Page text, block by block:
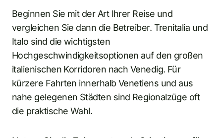
Beginnen Sie mit der Art Ihrer Reise und
vergleichen Sie dann die Betreiber. Trenitalia und
Italo sind die wichtigsten
Hochgeschwindigkeitsoptionen auf den großen
italienischen Korridoren nach Venedig. Für
kürzere Fahrten innerhalb Venetiens und aus
nahe gelegenen Städten sind Regionalzüge oft
die praktische Wahl.